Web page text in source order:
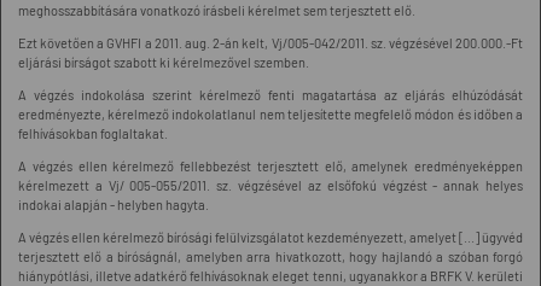
meghosszabbítására vonatkozó írásbeli kérelmet sem terjesztett elő.
Ezt követően a GVHFI a 2011. aug. 2-án kelt, Vj/005-042/2011. sz. végzésével 200.000.-Ft
eljárási bírságot szabott ki kérelmezővel szemben.
A végzés indokolása szerint kérelmező fenti magatartása az eljárás elhúzódását
eredményezte, kérelmező indokolatlanul nem teljesítette megfelelő módon és időben a
felhívásokban foglaltakat.
A végzés ellen kérelmező fellebbezést terjesztett elő, amelynek eredményeképpen
kérelmezett a Vj/ 005-055/2011. sz. végzésével az elsőfokú végzést - annak helyes
indokai alapján - helyben hagyta.
A végzés ellen kérelmező bírósági felülvizsgálatot kezdeményezett, amelyet [...] ügyvéd
terjesztett elő a bíróságnál, amelyben arra hivatkozott, hogy hajlandó a szóban forgó
hiánypótlási, illetve adatkérő felhívásoknak eleget tenni, ugyanakkor a BRFK V. kerületi